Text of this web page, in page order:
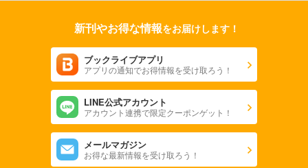
新刊やお得な情報をお届けします！
ブックライブアプリ
アプリの通知でお得情報を受け取ろう！
LINE公式アカウント
アカウント連携で限定クーポンゲット！
メールマガジン
お得な最新情報を受け取ろう！